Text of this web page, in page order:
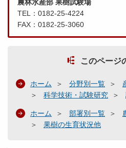
農林水産部 果樹試験場
TEL：0182-25-4224
FAX：0182-25-3060
このページ
ホーム 分野別一覧
科学技術・試験研究
ホーム 部署別一覧
果樹の生育状況他